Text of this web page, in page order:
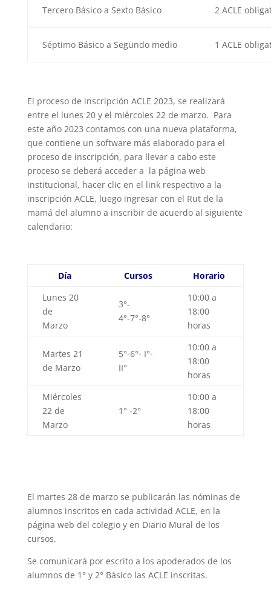
Tercero Básico a Sexto Básico 2 ACLE
Séptimo Básico a Segundo medio 1 ACLE
El proceso de inscripción ACLE 2023, se realizará
entre el lunes 20 y el miércoles 22 de marzo. Para
este año 2023 contamos con una nueva plataforma,
que contiene un software más elaborado para el
proceso de inscripción, para llevar a cabo este
proceso se deberá acceder a la página web
institucional, hacer clic en el link respectivo a la
inscripción ACLE, luego ingresar con el Rut de la
mamá del alumno a inscribir de acuerdo al siguiente
calendario:
Día Cursos
Horario
Lunes 20
de
Marzo
3°-
4°-7°-8°
10:00 a
18:00
horas
Martes 21
de Marzo
5°-6°- I°-
II°
10:00 a
18:00
horas
Miércoles
22 de
Marzo
1° -2°
10:00 a
18:00
horas
El martes 28 de marzo se publicarán las nóminas de
alumnos inscritos en cada actividad ACLE, en la
página web del colegio y en Diario Mural de los
cursos.
Se comunicará por escrito a los apoderados de los
alumnos de 1° y 2° Básico las ACLE inscritas.